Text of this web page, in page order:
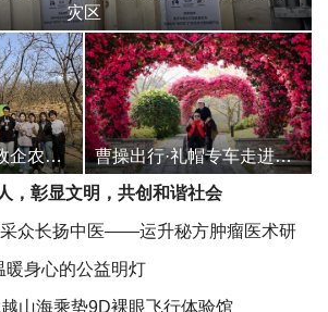
灾区
希恩菲公益动态|政企农三方携手，为美丽乡村按下美颜键
曹操出行·礼帽专车走进东莞东城敬老院，助轮椅老人开启春日赏花之旅
，彰显文明，共创和谐社会
众长扬中医——运升秘方肿瘤医术研
暖身心的公益明灯
山海乘势9D裸眼飞行体验馆